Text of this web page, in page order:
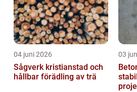
04 juni 2026
Sågverk kristianstad och
hållbar förädling av trä
03